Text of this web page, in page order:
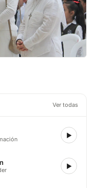
Ver todas
▶
▶